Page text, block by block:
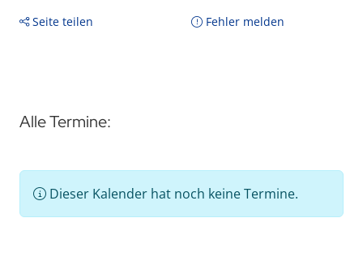
Seite teilen
Fehler melden
Alle Termine:
Dieser Kalender hat noch keine Termine.